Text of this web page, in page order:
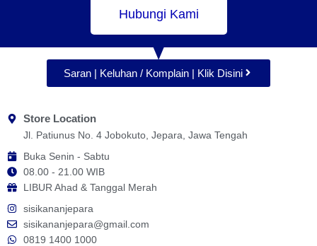
Hubungi Kami
Saran | Keluhan / Komplain | Klik Disini
Store Location
Jl. Patiunus No. 4 Jobokuto, Jepara, Jawa Tengah
Buka Senin - Sabtu
08.00 - 21.00 WIB
LIBUR Ahad & Tanggal Merah
sisikananjepara
sisikananjepara@gmail.com
0819 1400 1000